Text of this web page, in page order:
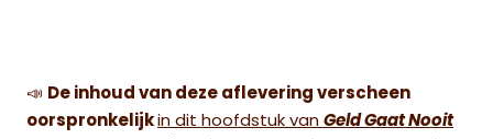
📣 De inhoud van deze aflevering verscheen
oorspronkelijk in dit hoofdstuk van Geld Gaat Nooit